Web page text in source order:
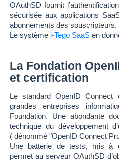
OAuthSD fournit
sécurisée aux applications
abonnements des souscripteurs.
Le système i-Tego SaaS en
La Fondation
et certification
Le standard OpenID
grandes entreprises
Foundation. Une abondante
technique du développement
( dénommé "OpenID Connect
Une batterie de tests, mis à
permet au serveur OAuthSD